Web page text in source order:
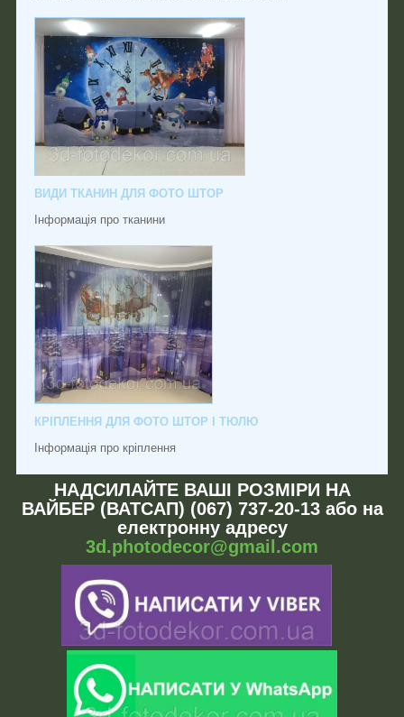
ВИДИ ТКАНИН ДЛЯ ФОТО ШТОР
Інформація про тканини
КРІПЛЕННЯ ДЛЯ ФОТО ШТОР І ТЮЛЮ
Інформація про кріплення
НАДСИЛАЙТЕ ВАШІ РОЗМІРИ НА
ВАЙБЕР (ВАТСАП) (067) 737-20-13 або на
електронну адресу
3d.photodecor@gmail.com